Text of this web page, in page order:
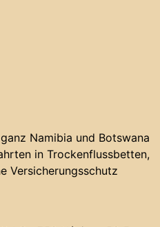
Namibia und Botswana
in Trockenflussbetten,
Versicherungsschutz